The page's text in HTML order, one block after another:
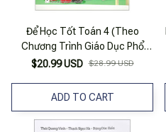
Để Học Tốt Toán 4 (Theo
Chương Trình Giáo Dục Phổ
Thông Mới)
$20.99 USD $28.99 USD
ADD TO CART